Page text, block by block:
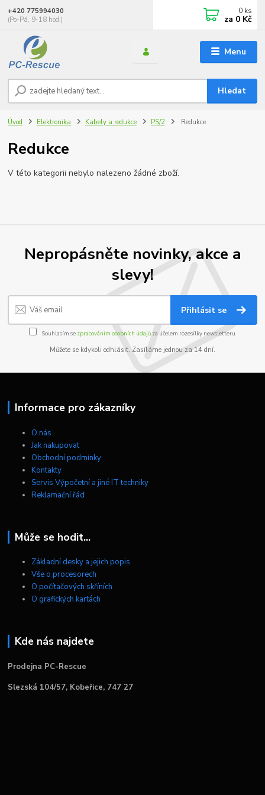
Menu
Hledat
+420 775994030
(Po-Pá, 9-18 hod.)
0 ks
za 0 Kč
Úvod Elektronika Kabely a redukce PS/2 Redukce
Redukce
V této kategorii nebylo nalezeno žádné zboží.
Nepropásněte novinky, akce a
slevy!
Přihlásit se
Souhlasím se zpracováním osobních údajůza účelem rozesílky newsletteru.
Můžete se kdykoli odhlásit. Zasíláme jednou za 14 dní.
Informace pro zákazníky
O nás
Jak nakupovat
Obchodní podmínky
Kontakty
Servis Výpočetní a jiné IT techniky
Reklamační řád
Může se hodit...
Základní desky a jejich popis
Vše o procesorech
O počítačových skříních
O grafických kartách
Kde nás najdete
Prodejna PC-Rescue
Slezská 104/57, Kobeřice, 747 27